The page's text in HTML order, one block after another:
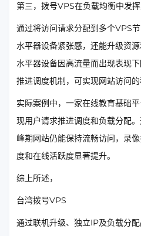
第三，拨号VPS在负载均衡中发挥
通过将访问请求分配到多个VPS
水平器设备紧张感，还能升级资
水平器设备因高流量而出现表现
推进调度机制，可实现网站访问的
实际案例中，一家在线教育基础
现用户请求推进调度和负载分配
峰期网站仍能保持流畅访问，录
度和在线活跃度显著提升。
综上所述，
台湾拨号VPS
通过联机升级、独立IP及负载分